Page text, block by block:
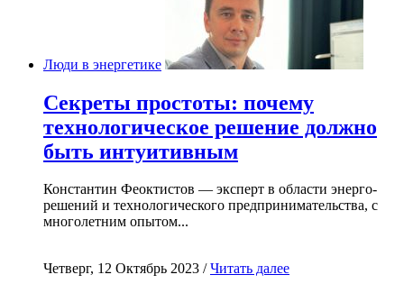
Люди в энергетике
Секреты простоты: почему
технологическое решение должно
быть интуитивным
Константин Феоктистов — эксперт в области энерго-
решений и технологического предпринимательства, с
многолетним опытом...
Четверг, 12 Октябрь 2023 /Читать далее